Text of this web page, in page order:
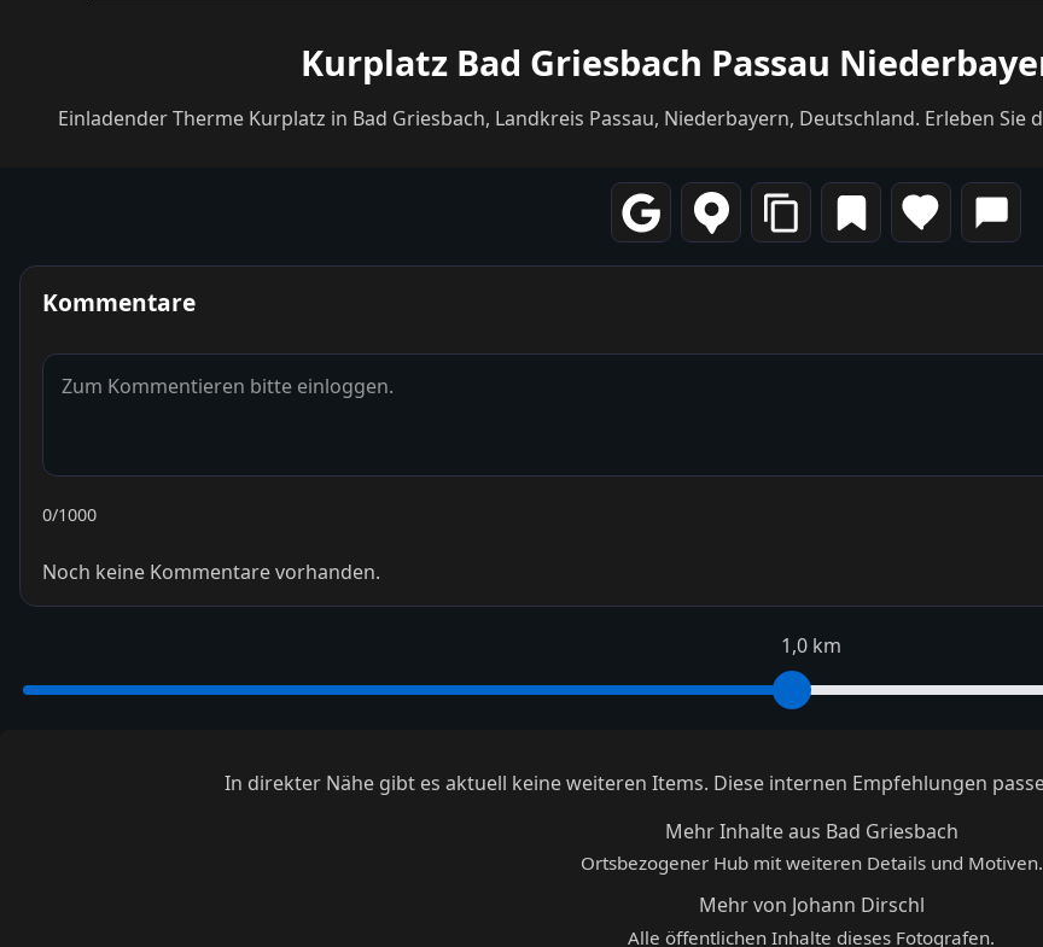
Kurplatz Bad Griesbach Passau
Einladender Therme Kurplatz in Bad Griesbach, Landkreis Passau, Niederbayern, Deutschland. Erleben
Kommentare
0/1000
Noch keine Kommentare vorhanden.
1,0 km
In direkter Nähe gibt es aktuell keine weiteren Items. Diese internen Empfehlungen
Mehr Inhalte aus Bad Griesbach
Ortsbezogener Hub mit weiteren Details und Motiven.
Mehr von Johann Dirschl
Alle öffentlichen Inhalte dieses Fotografen.